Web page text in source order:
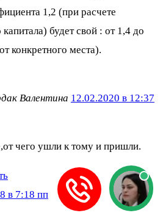
1,2 (при расчете
будет свой : от 1,4 до
конкретного места).
Валентина 12.02.2020 в 12:37
чего ушли к тому и пришли.
в 7:18 пп